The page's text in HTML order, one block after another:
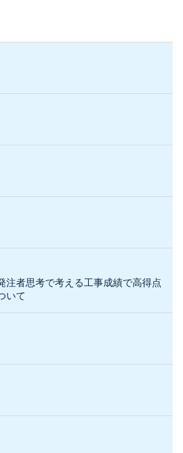
注者思考で考える工事成績で高得点
いて